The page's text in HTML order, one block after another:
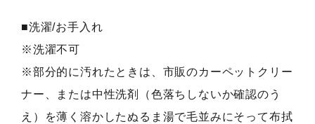
■洗濯/お手入れ
※洗濯不可
※部分的に汚れたときは、市販のカーペットクリー
ナー、または中性洗剤（色落ちしないか確認のう
え）を薄く溶かしたぬるま湯で毛並みにそって布拭